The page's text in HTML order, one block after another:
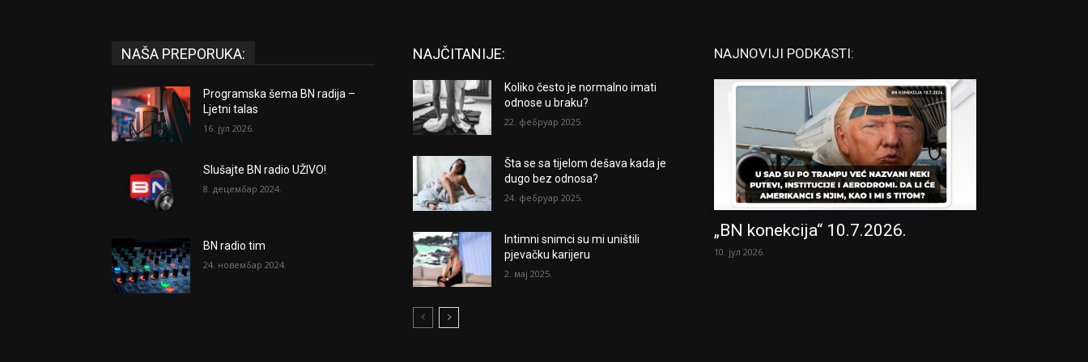
NAŠA PREPORUKA:
Programska šema BN radija –
Ljetni talas
16. јул 2026.
Slušajte BN radio UŽIVO!
8. децембар 2024.
BN radio tim
24. новембар 2024.
NAJČITANIJE:
Koliko često je normalno imati
odnose u braku?
22. фебруар 2025.
Šta se sa tijelom dešava kada je
dugo bez odnosa?
24. фебруар 2025.
Intimni snimci su mi uništili
pjevačku karijeru
2. мај 2025.
NAJNOVIJI PODKASTI:
„BN konekcija“ 10.7.2026.
10. јул 2026.